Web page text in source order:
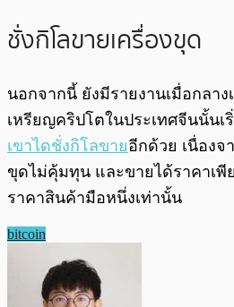
ชั่งกิโลขายเครื่องขุด
นอกจากนี้ ยังมีรายงานเมื่อกลา
เหรียญคริปโตในประเทศจีนนั้นเ
เขาไดชั่งกิโลขายอีกด้วย เนื่องจ
ขุดไม่คุ้มทุน และขายได้ราคาเพี
ราคาสินค้ามือหนึ่งเท่านั้น
bitcoin